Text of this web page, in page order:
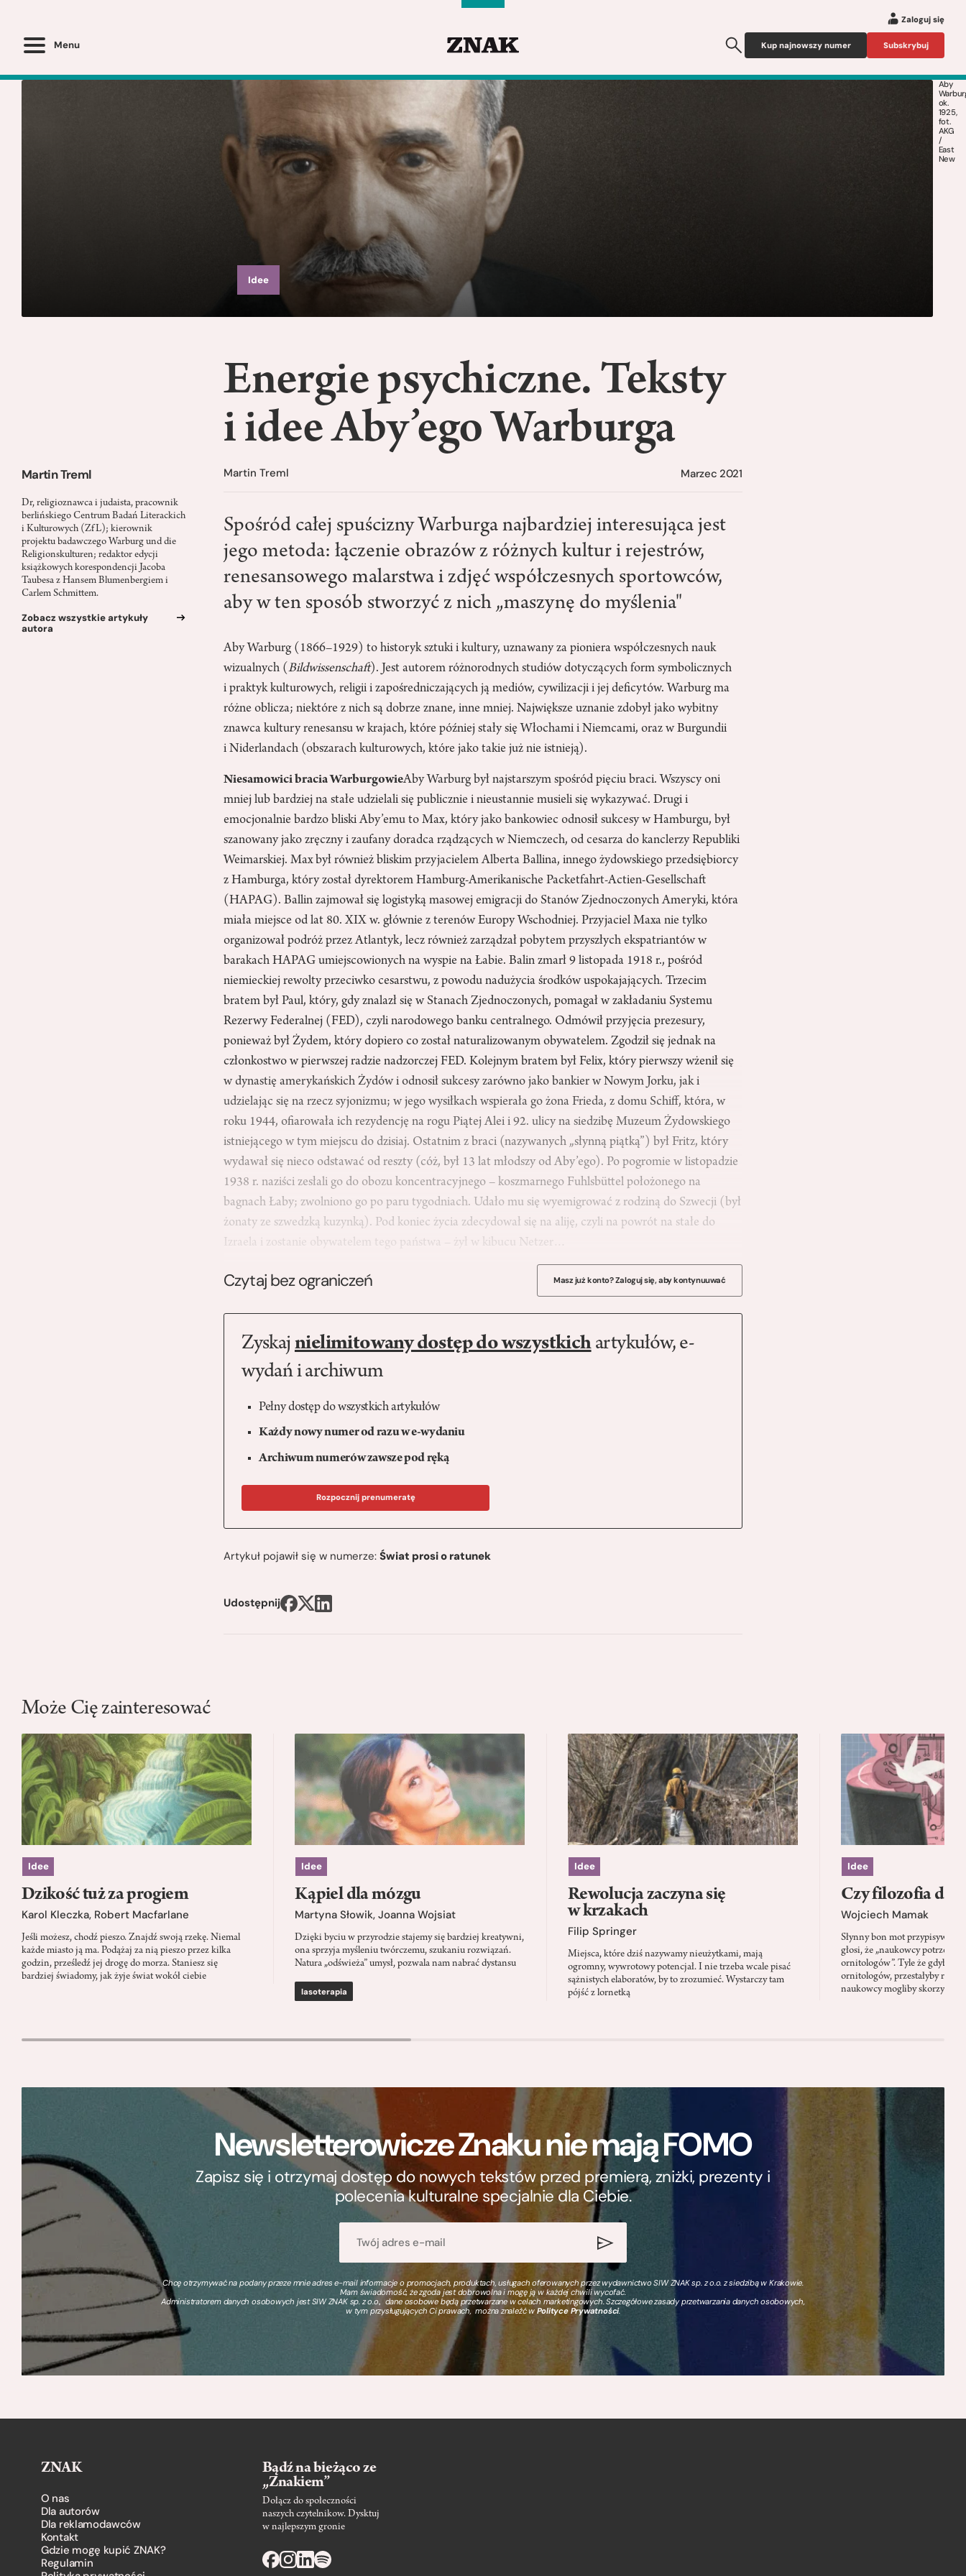
Menu
Zaloguj się
Kup najnowszy numer Subskrybuj
Aby
ok.
1925,
fot.
AKG
/
East
New
Idee
Martin Treml
Dr, religioznawca i judaista, pracownik
berlińskiego Centrum Badań Literackich
i Kulturowych (ZfL); kierownik
projektu badawczego Warburg und die
Religionskulturen; redaktor edycji
książkowych korespondencji Jacoba
Taubesa z Hansem Blumenbergiem i
Carlem Schmittem.
Zobacz wszystkie artykuły
autora
Energie psychiczne. Teksty
i idee Aby’ego Warburga
Martin Treml Marzec 2021
Spośród całej spuścizny Warburga najbardziej interesująca jest
jego metoda: łączenie obrazów z różnych kultur i rejestrów,
renesansowego malarstwa i zdjęć współczesnych sportowców,
aby w ten sposób stworzyć z nich „maszynę do myślenia"
Aby Warburg (1866–1929) to historyk sztuki i kultury, uznawany za pioniera współczesnych nauk
wizualnych (Bildwissenschaft). Jest autorem różnorodnych studiów dotyczących form symbolicznych
i praktyk kulturowych, religii i zapośredniczających ją mediów, cywilizacji i jej deficytów. Warburg ma
różne oblicza; niektóre z nich są dobrze znane, inne mniej. Największe uznanie zdobył jako wybitny
znawca kultury renesansu w krajach, które później stały się Włochami i Niemcami, oraz w Burgundii
i Niderlandach (obszarach kulturowych, które jako takie już nie istnieją).
Niesamowici bracia WarburgowieAby Warburg był najstarszym spośród pięciu braci. Wszyscy oni
mniej lub bardziej na stałe udzielali się publicznie i nieustannie musieli się wykazywać. Drugi i
emocjonalnie bardzo bliski Aby’emu to Max, który jako bankowiec odnosił sukcesy w Hamburgu, był
szanowany jako zręczny i zaufany doradca rządzących w Niemczech, od cesarza do kanclerzy Republiki
Weimarskiej. Max był również bliskim przyjacielem Alberta Ballina, innego żydowskiego przedsiębiorcy
z Hamburga, który został dyrektorem Hamburg-Amerikanische Packetfahrt-Actien-Gesellschaft
(HAPAG). Ballin zajmował się logistyką masowej emigracji do Stanów Zjednoczonych Ameryki, która
miała miejsce od lat 80. XIX w. głównie z terenów Europy Wschodniej. Przyjaciel Maxa nie tylko
organizował podróż przez Atlantyk, lecz również zarządzał pobytem przyszłych ekspatriantów w
barakach HAPAG umiejscowionych na wyspie na Łabie. Balin zmarł 9 listopada 1918 r., pośród
niemieckiej rewolty przeciwko cesarstwu, z powodu nadużycia środków uspokajających. Trzecim
bratem był Paul, który, gdy znalazł się w Stanach Zjednoczonych, pomagał w zakładaniu Systemu
Rezerwy Federalnej (FED), czyli narodowego banku centralnego. Odmówił przyjęcia prezesury,
ponieważ był Żydem, który dopiero co został naturalizowanym obywatelem. Zgodził się jednak na
członkostwo w pierwszej radzie nadzorczej FED. Kolejnym bratem był Felix, który pierwszy wżenił się
w dynastię amerykańskich Żydów i odnosił sukcesy zarówno jako bankier w Nowym Jorku, jak i
udzielając się na rzecz syjonizmu; w jego wysiłkach wspierała go żona Frieda, z domu Schiff, która, w
roku 1944, ofiarowała ich rezydencję na rogu Piątej Alei i 92. ulicy na siedzibę Muzeum Żydowskiego
istniejącego w tym miejscu do dzisiaj. Ostatnim z braci (nazywanych „słynną piątką”) był Fritz, który
wydawał się nieco odstawać od reszty (cóż, był 13 lat młodszy od Aby’ego). Po pogromie w listopadzie
1938 r. naziści zesłali go do obozu koncentracyjnego – koszmarnego Fuhlsbüttel położonego na
bagnach Łaby; zwolniono go po paru tygodniach. Udało mu się wyemigrować z rodziną do Szwecji (był
żonaty ze szwedzką kuzynką). Pod koniec życia zdecydował się na aliję, czyli na powrót na stałe do
Izraela i zostanie obywatelem tego państwa – żył w kibucu Netzer…
Czytaj bez ograniczeń Masz już konto? Zaloguj się, aby kontynuuwać
Zyskaj nielimitowany dostęp do wszystkichartykułów, e-
wydań i archiwum
Pełny dostęp do wszystkich artykułów
Każdy nowy numer od razu w e-wydaniu
Archiwum numerów zawsze pod ręką
Rozpocznij prenumeratę
Artykuł pojawił się w numerze:Świat prosi o ratunek
Udostępnij
Może Cię zainteresować
Idee
Dzikość tuż za progiem
Karol Kleczka, Robert Macfarlane
Jeśli możesz, chodź pieszo. Znajdź swoją rzekę. Niemal
każde miasto ją ma. Podążaj za nią pieszo przez kilka
godzin, prześledź jej drogę do morza. Staniesz się
bardziej świadomy, jak żyje świat wokół ciebie
Idee
Kąpiel dla mózgu
Martyna Słowik, Joanna Wojsiat
Dzięki byciu w przyrodzie stajemy się bardziej kreatywni,
ona sprzyja myśleniu twórczemu, szukaniu rozwiązań.
Natura „odświeża” umysł, pozwala nam nabrać dystansu
lasoterapia
Idee
Rewolucja zaczyna się
w krzakach
Filip Springer
Miejsca, które dziś nazywamy nieużytkami, mają
ogromny, wywrotowy potencjał. I nie trzeba wcale pisać
sążnistych elaboratów, by to zrozumieć. Wystarczy tam
pójść z lornetką
Idee
Czy filozofia da
Wojciech Mamak
Słynny bon mot
głosi, że „naukowcy
ornitologów”. Tyle że gdyby
ornitologów, przestałyby
naukowcy mogliby skorzystać
Newsletterowicze Znaku nie mają FOMO
Zapisz się i otrzymaj dostęp do nowych tekstów przed premierą, zniżki, prezenty i
polecenia kulturalne specjalnie dla Ciebie.
Chcę otrzymywać na podany przeze mnie adres e-mail informacje o promocjach, produktach, usługach oferowanych przez wydawnictwo SIW ZNAK sp. z o.o. z siedzibą w Krakowie.
Mam świadomość, że zgoda jest dobrowolna i mogę ją w każdej chwili wycofać.
Administratorem danych osobowych jest SIW ZNAK sp. z o.o., dane osobowe będą przetwarzane w celach marketingowych. Szczegółowe zasady przetwarzania danych osobowych,
w tym przysługujących Ci prawach, można znaleźć wPolityce Prywatności.
ZNAK
O nas
Dla autorów
Dla reklamodawców
Kontakt
Gdzie mogę kupić ZNAK?
Regulamin
Bądź na bieżąco ze
„Znakiem”
Dołącz do społeczności
naszych czytelnikow. Dysktuj
w najlepszym gronie